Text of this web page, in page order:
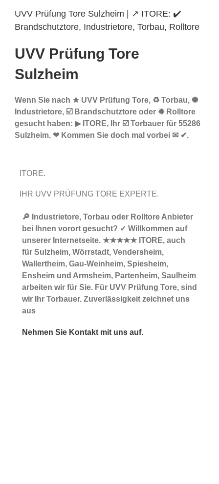
UVV Prüfung Tore Sulzheim | ↗️ ITORE: ✔️
Brandschutztore, Industrietore, Torbau, Rolltore
UVV Prüfung Tore
Sulzheim
Wenn Sie nach ★ UVV Prüfung Tore, ♻ Torbau, ✺
Industrietore, ☑️ Brandschutztore oder ✹ Rolltore
gesucht haben: ▶︎ ITORE, Ihr ☑️ Torbauer für 55286
Sulzheim. ❤ Kommen Sie doch mal vorbei ✉ ✔.
ITORE.
IHR UVV PRÜFUNG TORE EXPERTE.
🔎 Industrietore, Torbau oder Rolltore Anbieter
bei Ihnen vorort gesucht? ✓ Willkommen auf
unserer Internetseite. ★★★★★ ITORE, auch
für Sulzheim, Wörrstadt, Vendersheim,
Wallertheim, Gau-Weinheim, Spiesheim,
Ensheim und Armsheim, Partenheim, Saulheim
arbeiten wir für Sie. Für UVV Prüfung Tore, sind
wir Ihr Torbauer. Zuverlässigkeit zeichnet uns
aus
Nehmen Sie Kontakt mit uns auf.